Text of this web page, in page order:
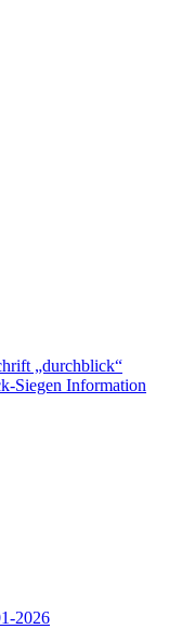
„durchblick“
Siegen Information